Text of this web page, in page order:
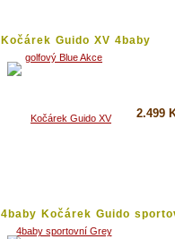
Kočárek Guido XV 4baby
sportovní...
2.499
4baby Kočárek Guido